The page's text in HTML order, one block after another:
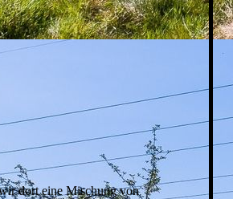
dort eine Mischung von